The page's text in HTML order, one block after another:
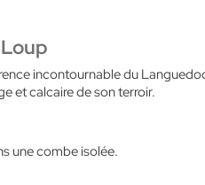
incontournable du
et calcaire de son terroir.
une combe isolée.